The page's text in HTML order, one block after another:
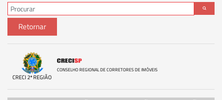
Retornar
CRECI 2ª REGIÃO
CONSELHO REGIONAL DE CORRETORES DE IMÓVEIS